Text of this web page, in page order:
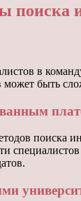
поиска
в
быть
поиска